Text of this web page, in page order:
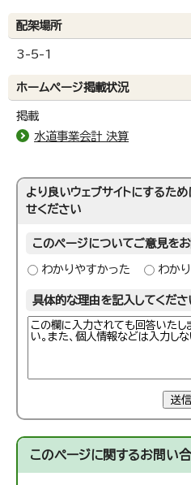
配架場所
3-5-1
ホームページ掲載状況
掲載
水道事業会計 決算
より良いウェブサイトにするた
せください
このページについてご意見を
わかりやすかった わか
具体的な理由を記入してくださ
送信
このページに関するお問い